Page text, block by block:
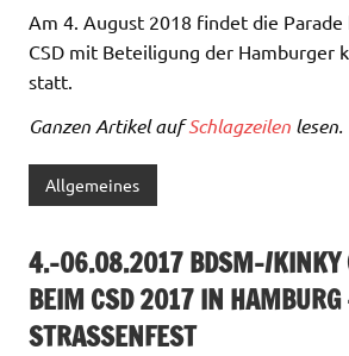
Am 4. August 2018 findet die
CSD mit Beteiligung der Hamburger
statt.
Ganzen Artikel aufSchlagzeilen lesen.
Allgemeines
4.-06.08.2017 BDSM-/KINKY
BEIM CSD 2017 IN HAMBURG
STRASSENFEST